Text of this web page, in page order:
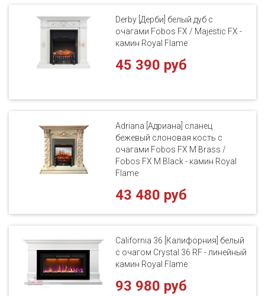
Derby [Дерби] белый дуб с
очагами Fobos FX / Majestic FX -
камин Royal Flame
45 390 руб
Adriana [Адриана] сланец
бежевый слоновая кость с
очагами Fobos FX M Brass /
Fobos FX M Black - камин Royal
Flame
43 480 руб
California 36 [Калифорния] белый
с очагом Crystal 36 RF - линейный
камин Royal Flame
93 980 руб